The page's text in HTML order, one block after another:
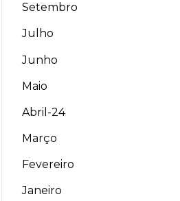
Setembro
Julho
Junho
Maio
Abril-24
Março
Fevereiro
Janeiro